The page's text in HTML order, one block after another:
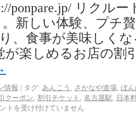
ponpare.jp/ リクル
新しい体験、プチ
、食事が美味しく
が楽しめるお店の
情報 | タグ: あんこう さかなや道場 ぽ
クーポン 割引チケット 名古屋駅
日本
トを受け付けていません